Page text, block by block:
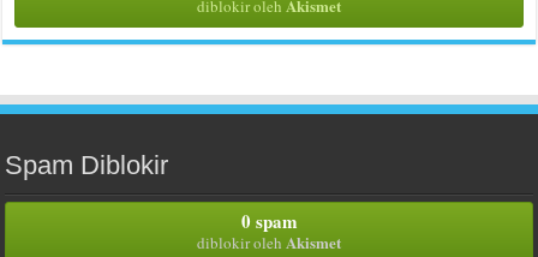
diblokir oleh Akismet
Spam Diblokir
0 spam
diblokir oleh Akismet